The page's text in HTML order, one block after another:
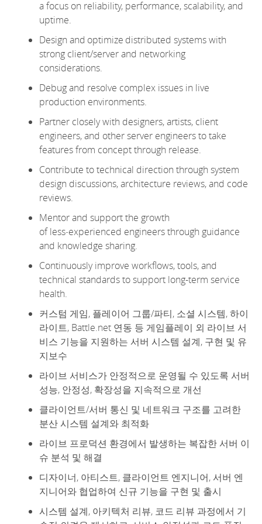
a focus on reliability, performance, scalability, and
uptime.
Design and optimize distributed systems with
strong client/server and networking
considerations.
Debug and resolve complex issues in live
production environments.
Partner closely with designers, artists, client
engineers, and other server engineers to take
features from concept through release.
Contribute to technical direction through system
design discussions, architecture reviews, and code
reviews.
Mentor and support the growth
of less‑experienced engineers through guidance
and knowledge sharing.
Continuously improve workflows, tools, and
technical standards to support long-term service
health.
커스텀 게임, 플레이어 그룹/파티, 소셜 시스템, 하이
라이트, Battle.net 연동 등 게임플레이 외 라이브 서
비스 기능을 지원하는 서버 시스템 설계, 구현 및 유
지보수
라이브 서비스가 안정적으로 운영될 수 있도록 서버
성능, 안정성, 확장성을 지속적으로 개선
클라이언트/서버 통신 및 네트워크 구조를 고려한
분산 시스템 설계와 최적화
라이브 프로덕션 환경에서 발생하는 복잡한 서버 이
슈 분석 및 해결
디자이너, 아티스트, 클라이언트 엔지니어, 서버 엔
지니어와 협업하여 신규 기능을 구현 및 출시
시스템 설계, 아키텍처 리뷰, 코드 리뷰 과정에서 기